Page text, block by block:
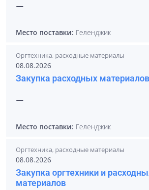
—
Место поставки: Геленджик
Оргтехника, расходные материалы
08.08.2026
Закупка расходных
—
Место поставки: Геленджик
Оргтехника, расходные материалы
08.08.2026
Закупка оргтехники и
материалов